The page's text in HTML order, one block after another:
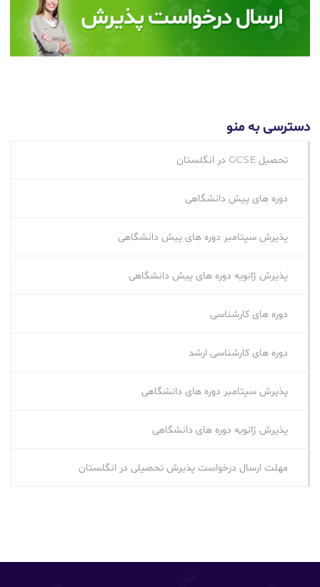
دسترسی به منو
تحصیل GCSE در انگلستان
دوره های پیش دانشگاهی
پذیرش سپتامبر دوره های پیش دانشگاهی
پذیرش ژانویه دوره های پیش دانشگاهی
دوره های کارشناسی
دوره های کارشناسی ارشد
پذیرش سپتامبر دوره‌ های دانشگاهی
پذیرش ژانویه دوره‌ های دانشگاهی
مهلت ارسال درخواست پذیرش تحصیلی در انگلستان